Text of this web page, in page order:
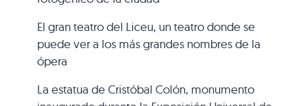
El gran teatro del Liceu, un teatro donde se
puede ver a los más grandes nombres de la
ópera
La estatua de Cristóbal Colón, monumento